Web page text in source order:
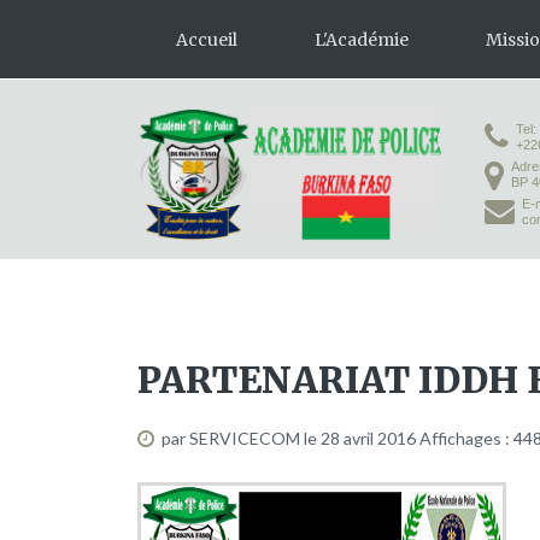
Accueil L'Académie
Présentation
Organisation
Infrastructures
Tel:
BP
E-
PARTENARIAT IDDH
par SERVICECOM le 28 avril 2016Affichages :